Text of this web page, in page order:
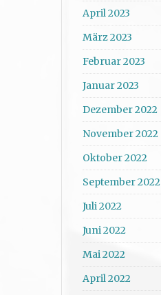
April 2023
März 2023
Februar 2023
Januar 2023
Dezember 2022
November 2022
Oktober 2022
September 2022
Juli 2022
Juni 2022
Mai 2022
April 2022